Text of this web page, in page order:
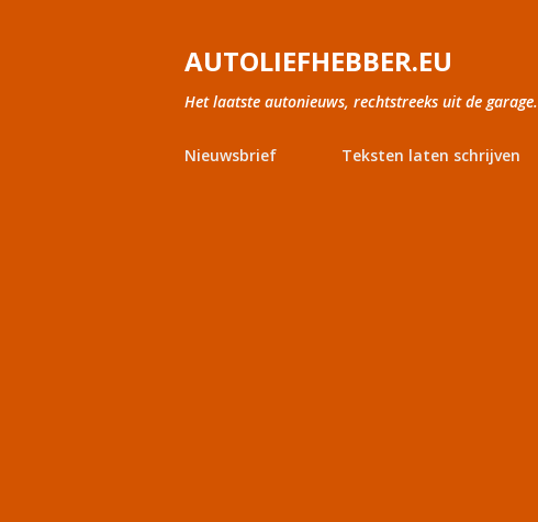
AUTOLIEFHEBBER.EU
Het laatste autonieuws, rechtstreeks uit de garage.
Nieuwsbrief Teksten laten schrijven